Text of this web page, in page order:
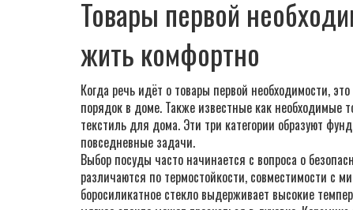
Товары первой
жить комфортно
Когда речь идёт о товары первой необходимости,
порядок в доме. Также известные как необходимые
текстиль для дома. Эти три категории образуют
повседневные задачи.
Выбор посуды часто начинается с вопроса о
различаются по термостойкости, совместимости с
боросиликатное стекло выдерживает высокие